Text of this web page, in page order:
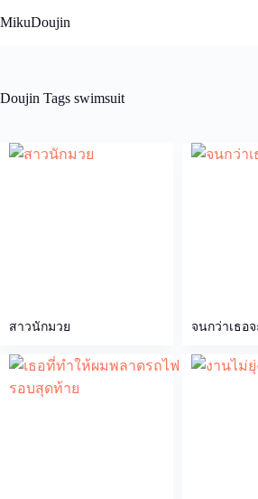
to
MikuDoujin
Doujin Tags swimsuit
สาวนักมวย จนกว่าเธอจ